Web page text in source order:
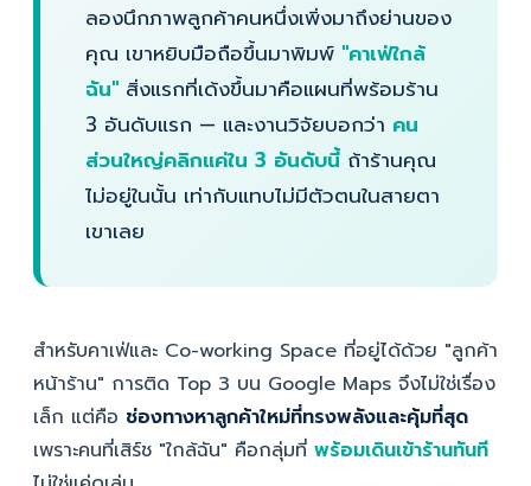
ลองนึกภาพลูกค้าคนหนึ่งเพิ่งมาถึงย่านของ
คุณ เขาหยิบมือถือขึ้นมาพิมพ์ "คาเฟ่ใกล้
ฉัน" สิ่งแรกที่เด้งขึ้นมาคือแผนที่พร้อมร้าน
3 อันดับแรก — และงานวิจัยบอกว่า คน
ส่วนใหญ่คลิกแค่ใน 3 อันดับนี้ ถ้าร้านคุณ
ไม่อยู่ในนั้น เท่ากับแทบไม่มีตัวตนในสายตา
เขาเลย
สำหรับคาเฟ่และ Co-working Space ที่อยู่ได้ด้วย "ลูกค้า
หน้าร้าน" การติด Top 3 บน Google Maps จึงไม่ใช่เรื่อง
เล็ก แต่คือ ช่องทางหาลูกค้าใหม่ที่ทรงพลังและคุ้มที่สุด
เพราะคนที่เสิร์ช "ใกล้ฉัน" คือกลุ่มที่ พร้อมเดินเข้าร้านทันที